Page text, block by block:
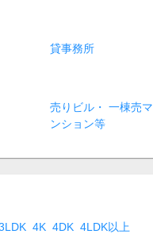
貸事務所
売りビル・ 一棟売マ
ンション等
4K 4DK 4LDK以上